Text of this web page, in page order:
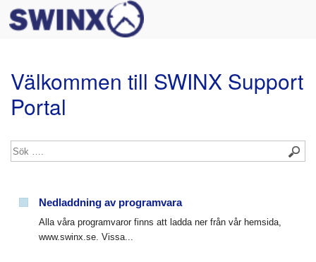
Välkommen till SWINX Support
Portal
Nedladdning av programvara
Alla våra programvaror finns att ladda ner från vår hemsida,
www.swinx.se. Vissa...